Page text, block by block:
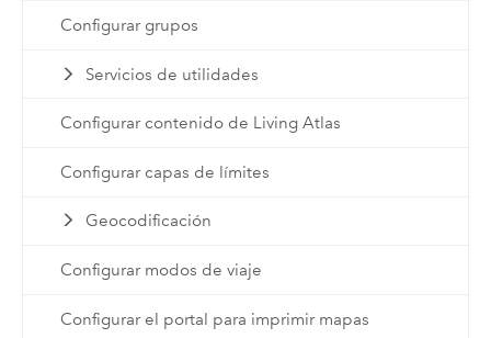
Configurar grupos
Servicios de utilidades
Configurar contenido de Living Atlas
Configurar capas de límites
Geocodificación
Configurar modos de viaje
Configurar el portal para imprimir mapas